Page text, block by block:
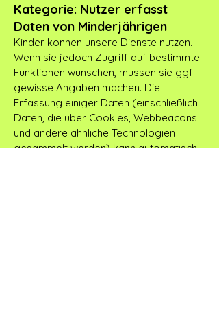
Kategorie: Nutzer erfasst
Daten von Minderjährigen
Kinder können unsere Dienste nutzen.
Wenn sie jedoch Zugriff auf bestimmte
Funktionen wünschen, müssen sie ggf.
gewisse Angaben machen. Die
Erfassung einiger Daten (einschließlich
Daten, die über Cookies, Webbeacons
und andere ähnliche Technologien
gesammelt werden) kann automatisch